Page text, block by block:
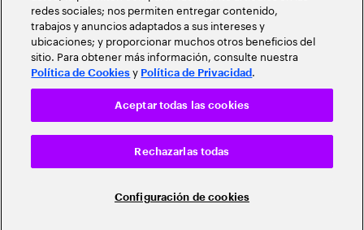
redes sociales; nos permiten entregar contenido,
trabajos y anuncios adaptados a sus intereses y
ubicaciones; y proporcionar muchos otros beneficios del
sitio. Para obtener más información, consulte nuestra
Política de Cookies y Política de Privacidad .
Configuración de cookies
Rechazarlas todas
Aceptar todas las cookies